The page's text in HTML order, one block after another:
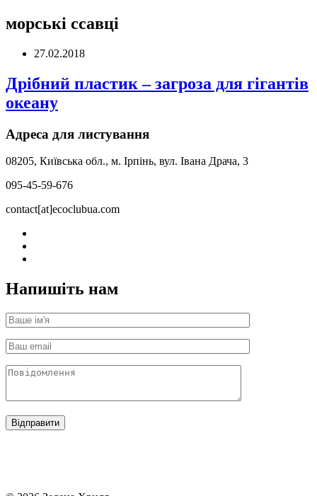
морські ссавці
27.02.2018
Дрібний пластик – загроза для гігантів
океану
Адреса для листування
08205, Київська обл., м. Ірпінь, вул. Івана Драча, 3
095-45-59-676
contact[at]ecoclubua.com
Напишіть нам